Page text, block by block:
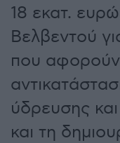
18 εκατ.
Βελβεντού
που
ύδρευσης
και τη